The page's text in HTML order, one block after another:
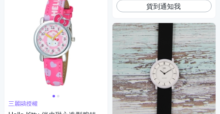
三麗鷗授權
貨到通知我